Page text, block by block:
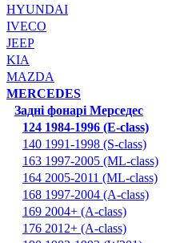
HYUNDAI
IVECO
JEEP
KIA
MAZDA
MERCEDES
Задні фонарі Мерседес
124 1984-1996 (E-class)
140 1991-1998 (S-class)
163 1997-2005 (ML-class)
164 2005-2011 (ML-class)
168 1997-2004 (A-class)
169 2004+ (A-class)
176 2012+ (A-class)